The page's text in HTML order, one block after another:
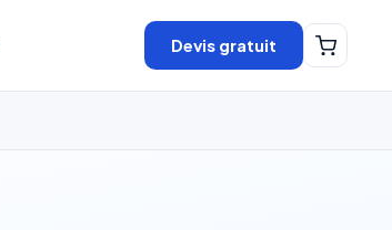
Devis gratuit